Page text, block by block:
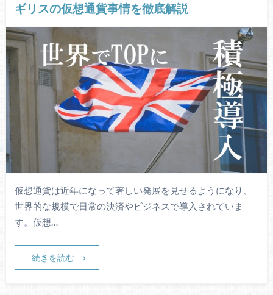
ギリスの仮想通貨事情を徹底解説
仮想通貨は近年になって著しい発展を見せるようになり、
世界的な規模で日常の決済やビジネスで導入されていま
す。仮想…
続きを読む